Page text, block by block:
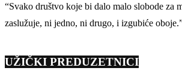
“Svako društvo koje bi dalo malo slobode za
zaslužuje, ni jedno, ni drugo, i izgubiće
UŽIČKI PREDUZETNICI